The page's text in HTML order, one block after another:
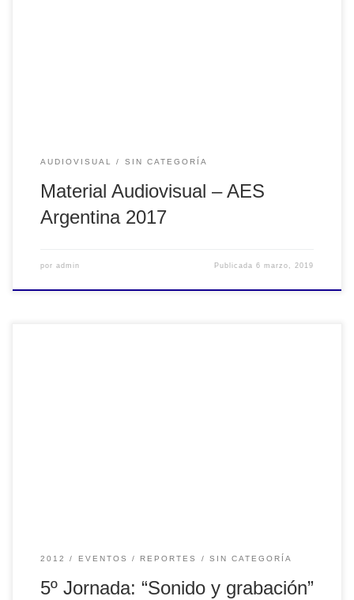
AUDIOVISUAL SIN CATEGORÍA
Material Audiovisual – AES
Argentina 2017
por admin Publicada6 marzo, 2019
2012 EVENTOS REPORTES SIN CATEGORÍA
5º Jornada: “Sonido y grabación”